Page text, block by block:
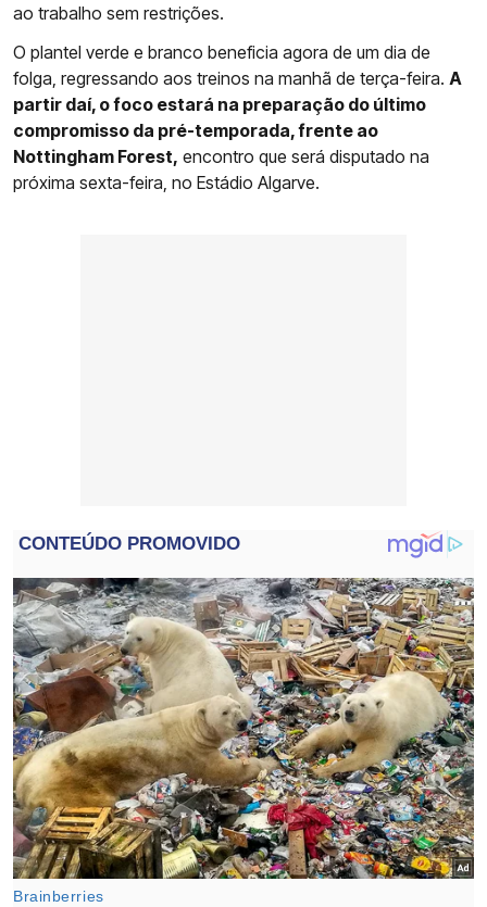
ao trabalho sem restrições.
O plantel verde e branco beneficia agora de um dia de
folga, regressando aos treinos na manhã de terça-feira. A
partir daí, o foco estará na preparação do último
compromisso da pré-temporada, frente ao
Nottingham Forest, encontro que será disputado na
próxima sexta-feira, no Estádio Algarve.